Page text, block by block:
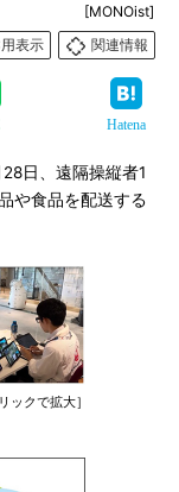
[MONOist]
表示
関連情報
Hatena
日、遠隔操縦者1
や食品を配送する
ックで拡大］